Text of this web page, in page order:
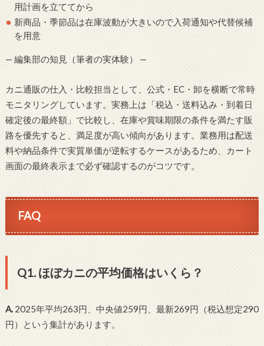
用計画を立ててから
新商品・季節品は在庫波動が大きいので入荷通知や代替候補
を用意
— 編集部の知見（筆者の実体験） —
カニ通販の仕入・比較担当として、公式・EC・卸を横断で常時
モニタリングしています。実務上は「税込・送料込み・到着日
確定後の最終額」で比較し、在庫や賞味期限の条件を満たす販
路を優先すると、満足度が高い傾向があります。業務用は配送
料や納品条件で実質単価が逆転するケースがあるため、カート
画面の最終表示まで必ず確認するのがコツです。
FAQ
Q1. ほぼカニの平均価格はいくら？
A.2025年平均263円、中央値259円、最新269円（税込想定290
円）という集計があります。